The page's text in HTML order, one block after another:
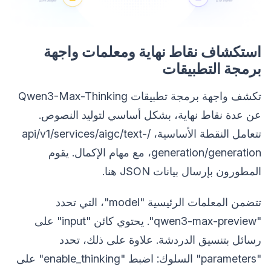
استكشاف نقاط نهاية ومعلمات واجهة
برمجة التطبيقات
تكشف واجهة برمجة تطبيقات Qwen3-Max-Thinking
عن عدة نقاط نهاية، بشكل أساسي لتوليد النصوص.
تتعامل النقطة الأساسية، /api/v1/services/aigc/text-
generation/generation، مع مهام الإكمال. يقوم
المطورون بإرسال بيانات JSON هنا.
تتضمن المعلمات الرئيسية "model"، التي تحدد
"qwen3-max-preview". يحتوي كائن "input" على
رسائل بتنسيق الدردشة. علاوة على ذلك، تحدد
"parameters" السلوك: اضبط "enable_thinking" على